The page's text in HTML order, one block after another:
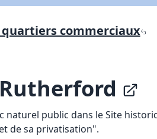
quartiers commerciaux
naturel public dans le Site
de sa privatisation".
X Fermer